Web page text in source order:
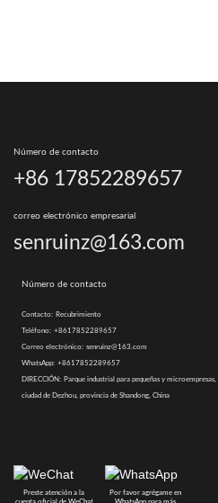
Número de contacto
+86 17852289657
correo electrónico empresarial
senruinz@163.com
Número de contacto
Contacto: Recubrimiento
Teléfono: +8617852289657
Correo electrónico: senruinz@163.com
WhatsApp: +8617852289657
DIRECCIÓN: Parque industrial para pequeñas y
ciudad de Dezhou, provincia de Shandong, China
Preste atención a la
Por favor agrégame en